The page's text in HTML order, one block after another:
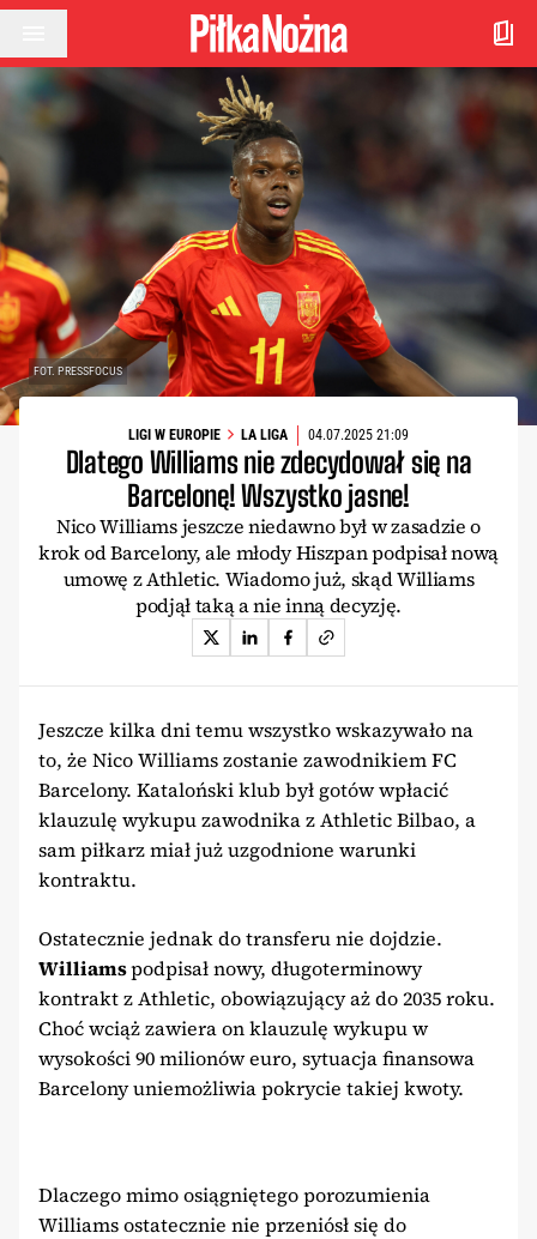
Przejdź do treści
FOT. PRESSFOCUS
LIGI W EUROPIE LA LIGA 04.07.2025 21:09
Dlatego Williams nie zdecydował się na
Barcelonę! Wszystko jasne!
Nico Williams jeszcze niedawno był w zasadzie o
krok od Barcelony, ale młody Hiszpan podpisał nową
umowę z Athletic. Wiadomo już, skąd Williams
podjął taką a nie inną decyzję.
Jeszcze kilka dni temu wszystko wskazywało na
to, że Nico Williams zostanie zawodnikiem FC
Barcelony. Kataloński klub był gotów wpłacić
klauzulę wykupu zawodnika z Athletic Bilbao, a
sam piłkarz miał już uzgodnione warunki
kontraktu.
Ostatecznie jednak do transferu nie dojdzie.
Williamspodpisał nowy, długoterminowy
kontrakt z Athletic, obowiązujący aż do 2035 roku.
Choć wciąż zawiera on klauzulę wykupu w
wysokości 90 milionów euro, sytuacja finansowa
Barcelony uniemożliwia pokrycie takiej kwoty.
Dlaczego mimo osiągniętego porozumienia
Williams ostatecznie nie przeniósł się do